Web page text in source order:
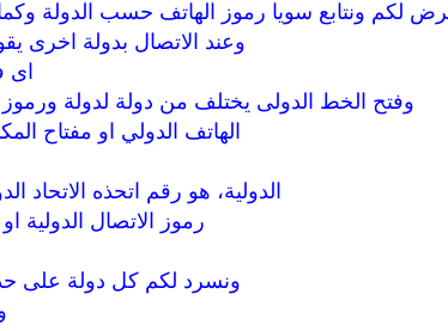
لكم ونتابع سويا رموز الهاتف حسب الدولة
وعند الاتصال بدولة اخرى
اى
وفتح الخط الدولى يختلف من دولة لدولة
الهاتف الدولي او مفتاح
الدولية، هو رقم اتحذه الاتحاد
رموز الاتصال الدولية
ونسرد لكم كل دولة على